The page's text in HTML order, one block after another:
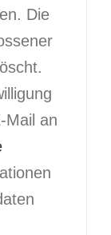
Die
Mail an